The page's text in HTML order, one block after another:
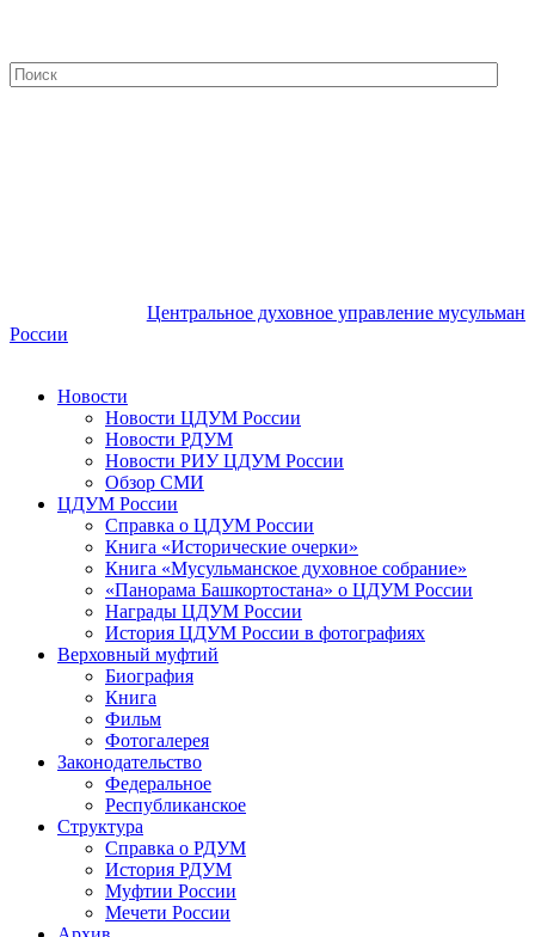
Центральное духовное управление мусульман
России
Новости
Новости ЦДУМ России
Новости РДУМ
Новости РИУ ЦДУМ России
Обзор СМИ
ЦДУМ России
Справка о ЦДУМ России
Книга «Исторические очерки»
Книга «Мусульманское духовное собрание»
«Панорама Башкортостана» о ЦДУМ России
Награды ЦДУМ России
История ЦДУМ России в фотографиях
Верховный муфтий
Биография
Книга
Фильм
Фотогалерея
Законодательство
Федеральное
Республиканское
Структура
Справка о РДУМ
История РДУМ
Муфтии России
Мечети России